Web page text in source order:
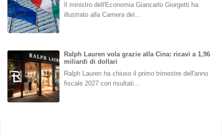
Il ministro dell'Economia Giancarlo Giorgetti ha
illustrato alla Camera dei…
Ralph Lauren vola grazie alla Cina: ricavi a 1,96
miliardi di dollari
Ralph Lauren ha chiuso il primo trimestre dell'anno
fiscale 2027 con risultati…